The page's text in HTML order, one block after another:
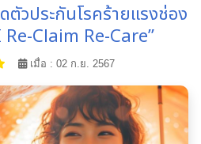
ตัวประกันโรคร้ายแรงช่อง
Claim Re-Care”
เมื่อ : 02 ก.ย. 2567